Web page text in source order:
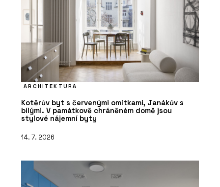
ARCHITEKTURA
Kotěrův byt s červenými omítkami, Janákův s
bílými. V památkově chráněném domě jsou
stylové nájemní byty
14. 7. 2026